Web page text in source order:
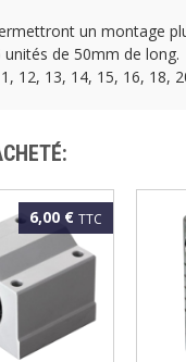
un montage
de 50mm de long.
12, 13, 14, 15, 16, 18,
6,00 € TTC